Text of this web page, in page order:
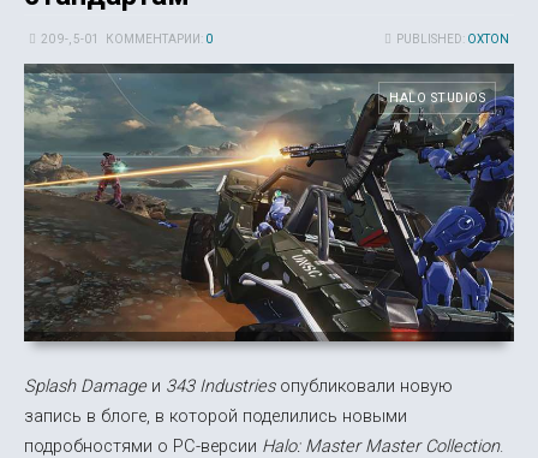
PUBLISHED: OXTON
20 9-, 5-01 КОММЕНТАРИИ: 0
HALO STUDIOS
Splash Damageи 343 Industries опубликовали новую
запись в блоге, в которой поделились новыми
подробностями о PC-версии Halo: Master Master Collection.